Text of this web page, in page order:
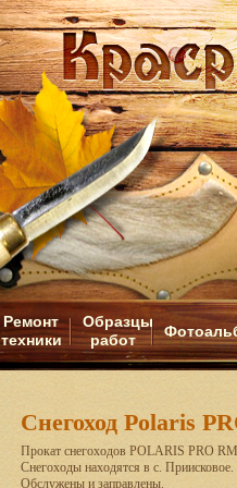
Ремонт
техники
Образцы
работ
Снегоход Polaris
Прокат снегоходов POLARIS PRO
Снегоходы находятся в с. Приисковое.
Обслужены и заправлены.